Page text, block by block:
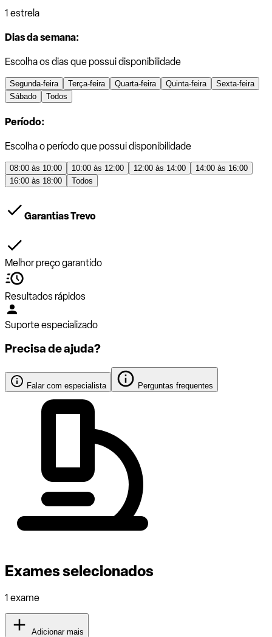
1 estrela
Dias da semana:
Escolha os dias que possui disponibilidade
Segunda-feira Terça-feira Quarta-feira Quinta-feira
Sexta-feira
Sábado
Todos
Período:
Escolha o período que possui disponibilidade
08:00 às 10:00 10:00 às 12:00 12:00 às 14:00
14:00 às 16:00
16:00 às 18:00
Todos
Garantias Trevo
Melhor preço garantido
Resultados rápidos
Suporte especializado
Precisa de ajuda?
Falar com especialista Perguntas frequentes
Exames selecionados
1 exame
Adicionar mais